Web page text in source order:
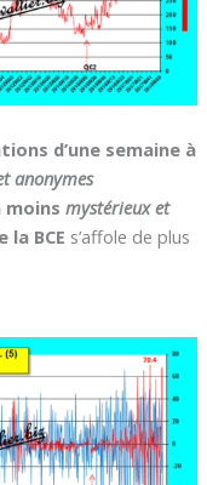
d’une semaine à
anonymes
moins mystérieux et
la BCE s’affole de plus